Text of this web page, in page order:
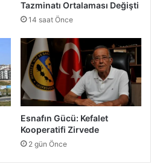
Tazminatı Ortalaması Değişti
14 saat Önce
Esnafın Gücü: Kefalet
Kooperatifi Zirvede
2 gün Önce